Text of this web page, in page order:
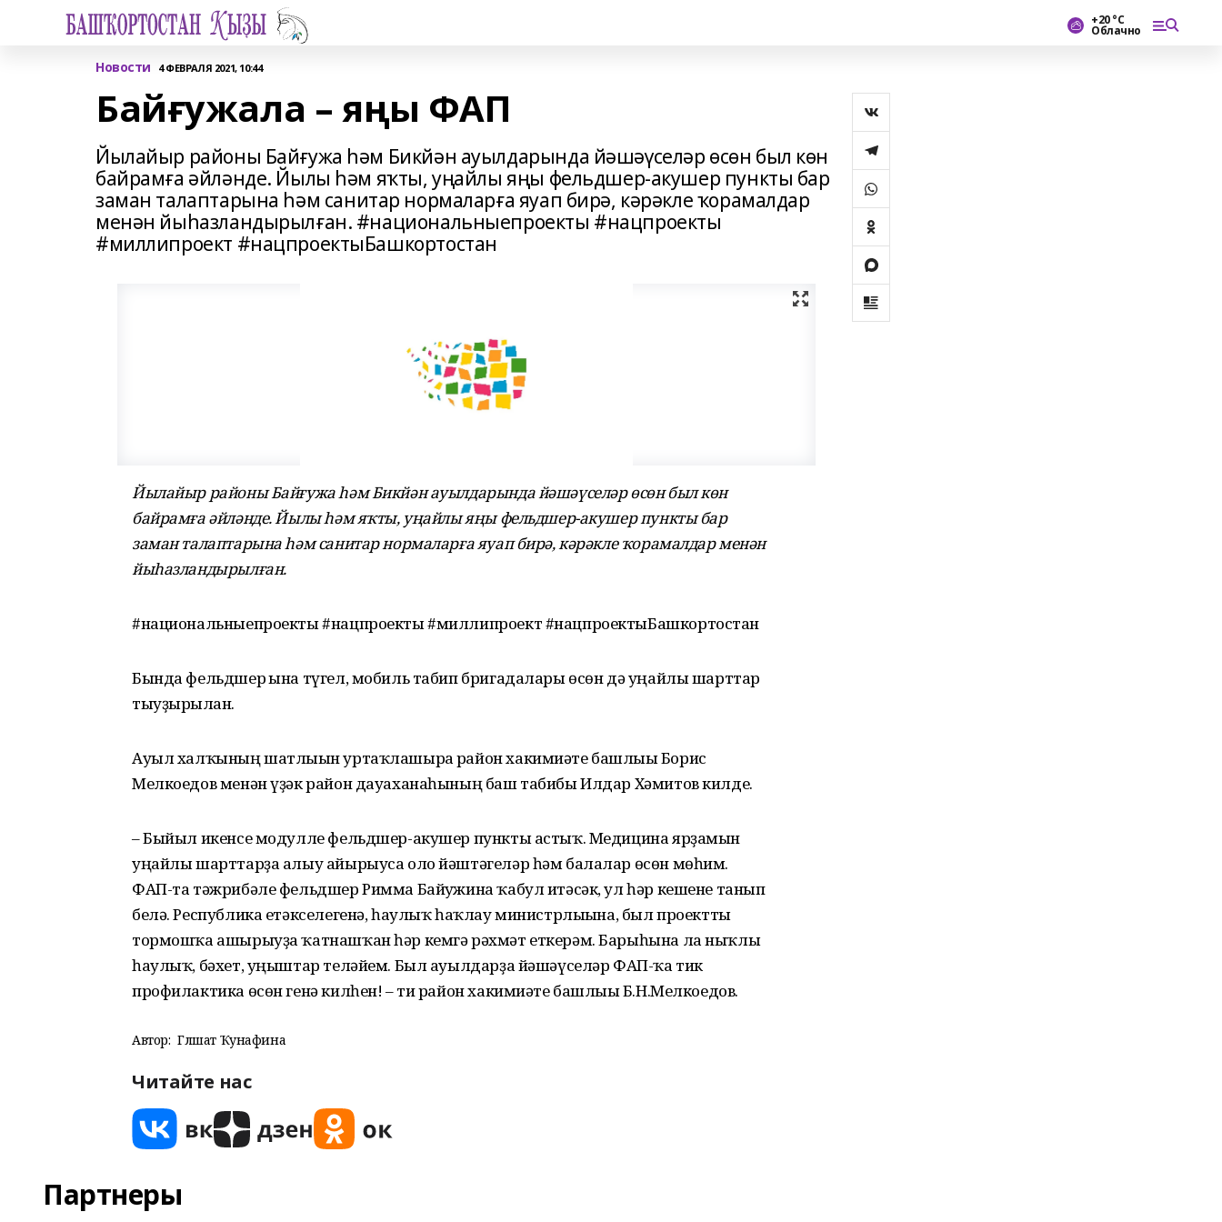
+20 °С
Облачно
Новости 4 ФЕВРАЛЯ 2021, 10:44
Байғужала – яңы ФАП
Йылайыр районы Байғужа һәм Бикйән ауылдарында йәшәүселәр өсөн был көн
байрамға әйләнде. Йылы һәм яҡты, уңайлы яңы фельдшер-акушер пункты бар
заман талаптарына һәм санитар нормаларға яуап бирә, кәрәкле ҡорамалдар
менән йыһазландырылған. #национальныепроекты #нацпроекты
#миллипроект #нацпроектыБашкортостан
Йылайыр районы Байғужа һәм Бикйән ауылдарында йәшәүселәр өсөн был көн
байрамға әйләнде. Йылы һәм яҡты, уңайлы яңы фельдшер-акушер пункты бар
заман талаптарына һәм санитар нормаларға яуап бирә, кәрәкле ҡорамалдар менән
йыһазландырылған.
#национальныепроекты #нацпроекты #миллипроект #нацпроектыБашкортостан
Бында фельдшер ғына түгел, мобиль табип бригадалары өсөн дә уңайлы шарттар
тыуҙырылған.
Ауыл халҡының шатлығын уртаҡлашырға район хакимиәте башлығы Борис
Мелкоедов менән үҙәк район дауаханаһының баш табибы Илдар Хәмитов килде.
– Быйыл икенсе модулле фельдшер-акушер пункты астыҡ. Медицина ярҙамын
уңайлы шарттарҙа алыу айырыуса оло йәштәгеләр һәм балалар өсөн мөһим.
ФАП-та тәжрибәле фельдшер Римма Байғужина ҡабул итәсәк, ул һәр кешене танып
белә. Республика етәкселегенә, һаулыҡ һаҡлау министрлығына, был проектты
тормошҡа ашырыуҙа ҡатнашҡан һәр кемгә рәхмәт еткерәм. Барыһына ла ныҡлы
һаулыҡ, бәхет, уңыштар теләйем. Был ауылдарҙа йәшәүселәр ФАП-ҡа тик
профилактика өсөн генә килһен! – ти район хакимиәте башлығы Б.Н.Мелкоедов.
Автор: Гөлшат Ҡунафина
Читайте нас
Партнеры